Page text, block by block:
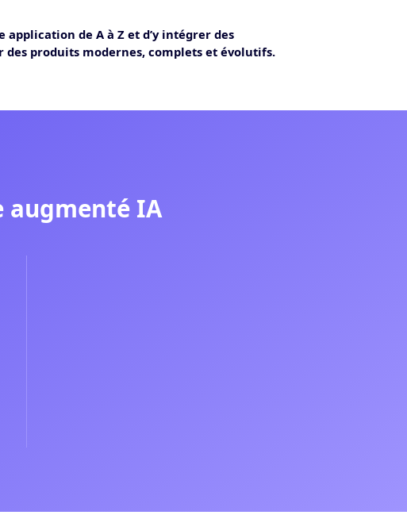
application de A à Z et d’y intégrer des
produits modernes, complets et évolutifs.
augmenté IA